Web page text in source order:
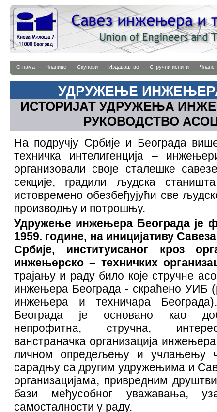
О нама Чланице Скупови Издаваштво Стручни испити
УДРУЖЕЊЕ
ИСТОРИЈАТ УДРУЖЕЊА
РУКОВОДСТВО
На подручју Србије и Београда
техничка интелигенција –
организовали своје сталешке
секције, градили људска
истовремено обезбеђујући све
производњу и потрошњу.
Удружење инжењера Београда је
1959. године, на иницијативу
Србије, институисаног кроз
инжењерско – техничких
трајању и раду било које стручне
инжењера Београда - скраћено УИБ
инжењера и техничара
Београда је основано као
непрофитна, стручна,
ванстраначка организација
личном опредељењу и учлањењу
сарадњу са другим удружењима и
организацијама, привредним
бази међусобног уважавања,
самосталности у раду.